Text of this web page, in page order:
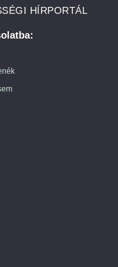
HÍRPORTÁL